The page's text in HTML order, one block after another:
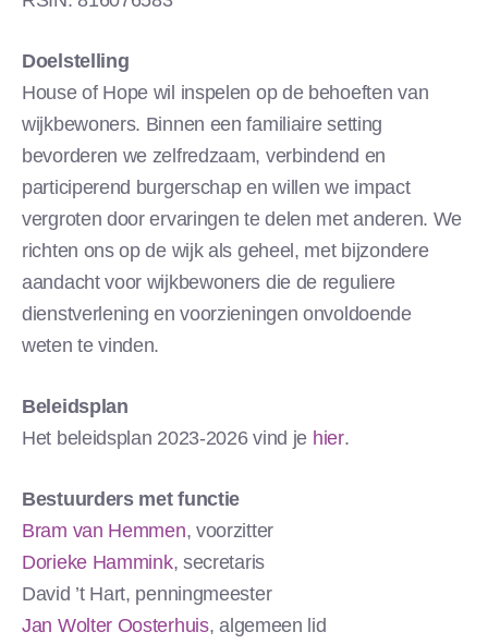
Doelstelling
House of Hope wil inspelen op de behoeften van
wijkbewoners. Binnen een familiaire setting
bevorderen we zelfredzaam, verbindend en
participerend burgerschap en willen we impact
vergroten door ervaringen te delen met anderen. We
richten ons op de wijk als geheel, met bijzondere
aandacht voor wijkbewoners die de reguliere
dienstverlening en voorzieningen onvoldoende
weten te vinden.
Beleidsplan
Het beleidsplan 2023-2026 vind je hier.
Bestuurders met functie
Bram van Hemmen, voorzitter
Dorieke Hammink, secretaris
David ’t Hart, penningmeester
Jan Wolter Oosterhuis, algemeen lid